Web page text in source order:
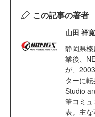
この記事の著者
山田 祥
静岡県
業後、
が、
ターに転
Studio
筆コミ
表。主